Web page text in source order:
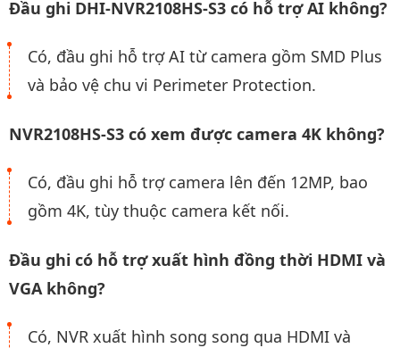
Đầu ghi DHI-NVR2108HS-S3 có hỗ trợ AI không?
Có, đầu ghi hỗ trợ AI từ camera gồm SMD Plus
và bảo vệ chu vi Perimeter Protection.
NVR2108HS-S3 có xem được camera 4K không?
Có, đầu ghi hỗ trợ camera lên đến 12MP, bao
gồm 4K, tùy thuộc camera kết nối.
Đầu ghi có hỗ trợ xuất hình đồng thời HDMI và
VGA không?
Có, NVR xuất hình song song qua HDMI và